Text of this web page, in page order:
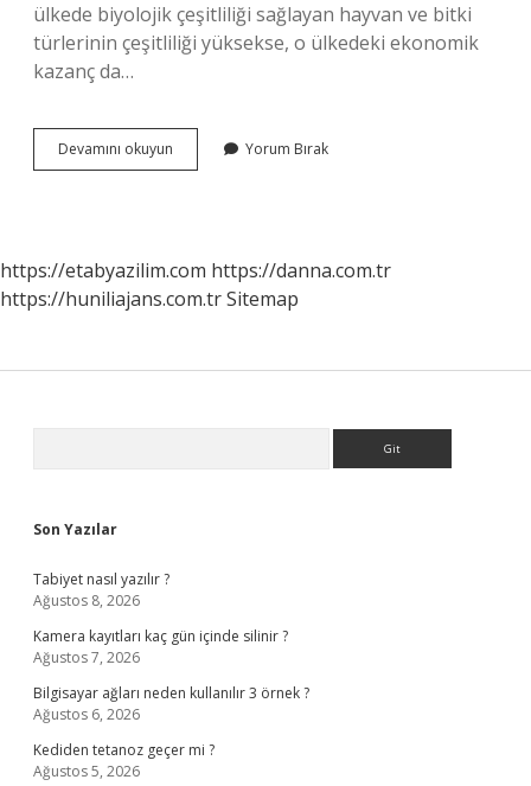
ülkede biyolojik çeşitliliği sağlayan hayvan ve bitki
türlerinin çeşitliliği yüksekse, o ülkedeki ekonomik
kazanç da…
Devamını okuyun Biyoçeşitlilik
Önemi
Yorum Bırak
https://etabyazilim.com https://danna.com.tr
https://huniliajans.com.trSitemap
Son Yazılar
Tabiyet nasıl yazılır ?
Ağustos 8, 2026
Kamera kayıtları kaç gün içinde silinir ?
Ağustos 7, 2026
Bilgisayar ağları neden kullanılır 3 örnek ?
Ağustos 6, 2026
Kediden tetanoz geçer mi ?
Ağustos 5, 2026